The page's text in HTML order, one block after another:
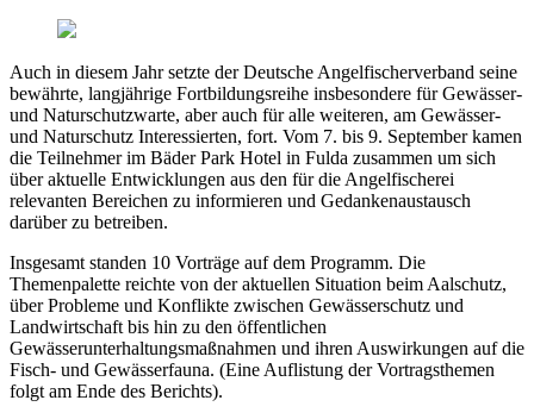
Auch in diesem Jahr setzte der Deutsche Angelfischerverband seine
bewährte, langjährige Fortbildungsreihe insbesondere für Gewässer-
und Naturschutzwarte, aber auch für alle weiteren, am Gewässer-
und Naturschutz Interessierten, fort. Vom 7. bis 9. September kamen
die Teilnehmer im Bäder Park Hotel in Fulda zusammen um sich
über aktuelle Entwicklungen aus den für die Angelfischerei
relevanten Bereichen zu informieren und Gedankenaustausch
darüber zu betreiben.
Insgesamt standen 10 Vorträge auf dem Programm. Die
Themenpalette reichte von der aktuellen Situation beim Aalschutz,
über Probleme und Konflikte zwischen Gewässerschutz und
Landwirtschaft bis hin zu den öffentlichen
Gewässerunterhaltungsmaßnahmen und ihren Auswirkungen auf die
Fisch- und Gewässerfauna. (Eine Auflistung der Vortragsthemen
folgt am Ende des Berichts).